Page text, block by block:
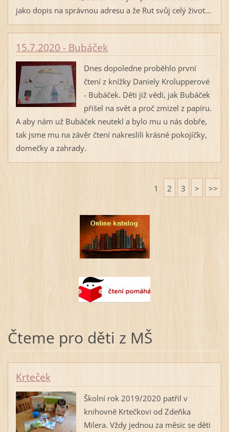
jako dopis na správnou adresu a že Rut svůj celý život...
15.7.2020 - Bubáček
Dnes dopoledne proběhlo první
čtení z knížky Daniely Krolupperové
- Bubáček. Děti již vědí, jak Bubáček
přišel na svět a proč zmizel z papíru.
A aby nám už Bubáček neutekl a bylo mu u nás dobře,
tak jsme mu na závěr čtení nakreslili krásné pokojíčky,
domečky a zahrady.
1 2 3 > >>
Čteme pro děti z MŠ
Krteček
Školní rok 2019/2020 patřil v
knihovně Krtečkovi od Zdeňka
Milera. Vždy jednou za měsíc se děti